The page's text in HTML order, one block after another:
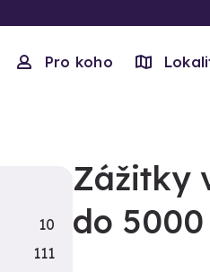
Pro koho
Zážitky
do
10
111